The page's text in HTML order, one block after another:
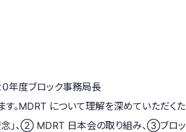
年度ブロック事務局長
。MDRT について理解を深めていただくた
」、② MDRT 日本会の取り組み、③ブロッ